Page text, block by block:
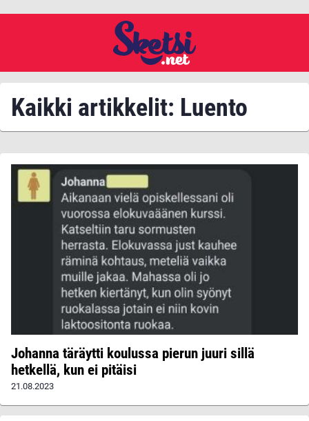
Kaikki artikkelit: Luento
Johanna täräytti koulussa pierun juuri sillä
hetkellä, kun ei pitäisi
21.08.2023